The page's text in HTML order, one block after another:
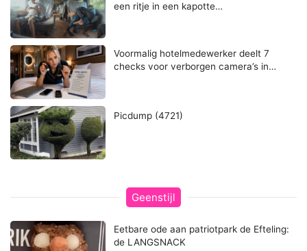
een ritje in een kapotte…
Voormalig hotelmedewerker deelt 7
checks voor verborgen camera’s in…
Picdump (4721)
Geenstijl
Eetbare ode aan patriotpark de Efteling:
de LANGSNACK